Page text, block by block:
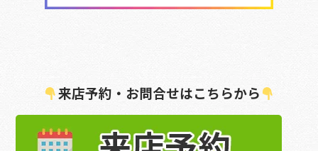
来店予約・お問合せはこちらから